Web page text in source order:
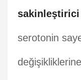
sakinleştirici
serotonin